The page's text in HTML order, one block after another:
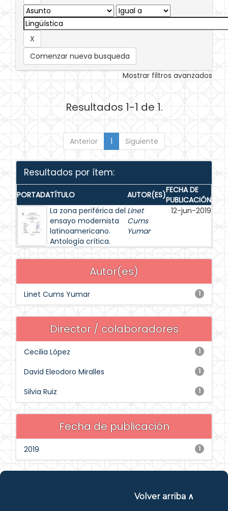
Comenzar nueva busqueda
Mostrar filtros avanzados
Resultados 1-1 de 1.
Anterior 1 Siguiente
Resultados por ítem:
PORTADATÍTULO AUTOR(ES)FECHA DE
PUBLICACIÓN
La zona periférica del
ensayo modernista
latinoamericano.
Antología crítica.
Linet
Cums
Yumar
12-jun-2019
Autor(es)
1
Linet Cums Yumar
Director / colaboradores
1
Cecilia López
1
David Eleodoro Miralles
1
Silvia Ruiz
Fecha de publicación
1
2019
Volver arriba ∧